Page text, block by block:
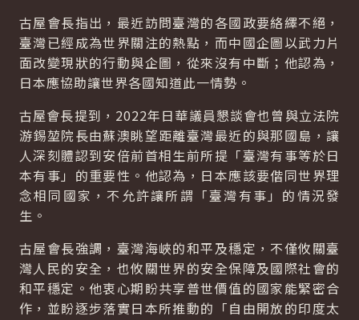
古屋會長指出，最近訪問臺灣的各國政要絡繹不絕，
臺灣已經成為世界關注的熱點，而中國企圖以武力片
面改變現狀的行動與企圖，從來沒有中斷；他認為，
日本應協助讓世界各國知道此一情勢。
古屋會長提到，2022年日華議員懇談會也曾與立法院
游錫堃院長由蘇澳眺望距離臺灣最近的與那國島，讓
人深刻體認到安倍前首相生前所提「臺灣有事等於日
本有事」的重要性。他認為，日本應該要偕同世界理
念相同國家，不允許讓所謂「臺灣有事」的情況發
生。
古屋會長強調，臺灣海峽的和平及穩定，不僅攸關臺
灣人民的安全，也攸關世界的安全保障及國際社會的
和平穩定。他衷心期盼共享普世價值的國家能緊密合
作，並盼逐步落實日本所推動的「自由開放的印度太